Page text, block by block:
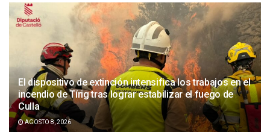
El dispositivo de extinción intensifica los trabajos en el
incendio de Tírig tras lograr estabilizar el fuego de
Culla
AGOSTO 8, 2026